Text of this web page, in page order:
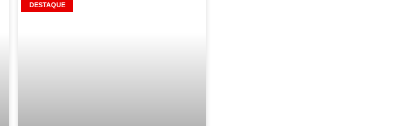
DESTAQUE